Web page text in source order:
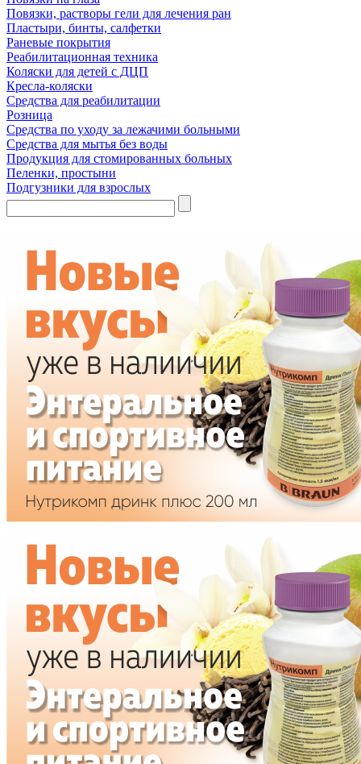
Повязки, растворы гели для лечения ран
Пластыри, бинты, салфетки
Раневые покрытия
Реабилитационная техника
Коляски для детей с ДЦП
Кресла-коляски
Средства для реабилитации
Розница
Средства по уходу за лежачими больными
Средства для мытья без воды
Продукция для стомированных больных
Пеленки, простыни
Подгузники для взрослых